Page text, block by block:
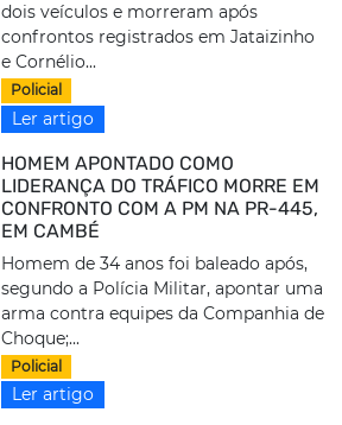
dois veículos e morreram após
confrontos registrados em Jataizinho
e Cornélio...
Policial
Ler artigo
HOMEM APONTADO COMO
LIDERANÇA DO TRÁFICO MORRE EM
CONFRONTO COM A PM NA PR-445,
EM CAMBÉ
Homem de 34 anos foi baleado após,
segundo a Polícia Militar, apontar uma
arma contra equipes da Companhia de
Choque;...
Policial
Ler artigo